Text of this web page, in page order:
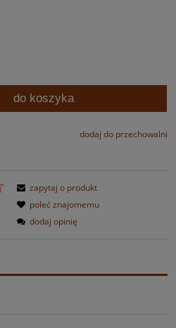
do koszyka
dodaj do przechowalni
zapytaj o produkt
poleć znajomemu
dodaj opinię